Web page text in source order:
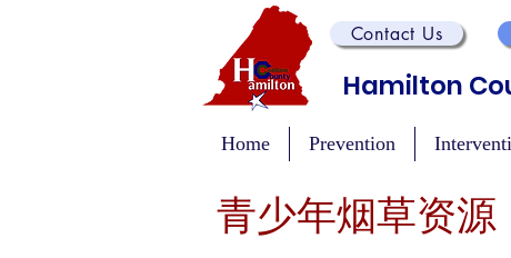
Contact Us
Hamilton
Home Prevention
青少年烟草资源